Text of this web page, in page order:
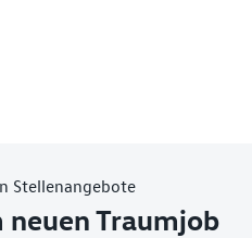
Stellenangebote
Traumjob